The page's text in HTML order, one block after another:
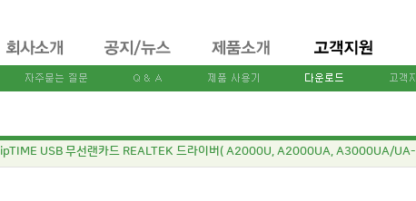
ipTIME USB 무선랜카드 REALTEK 드라이버( A2000U, A2000UA, A3000UA/